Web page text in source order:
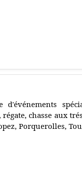
d'événements
chasse aux
Porquerolles,